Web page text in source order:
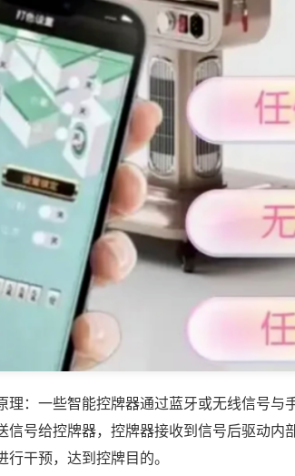
理：一些智能控牌器通过蓝牙或无线信号与
信号给控牌器，控牌器接收到信号后驱动内
干预，达到控牌目的。